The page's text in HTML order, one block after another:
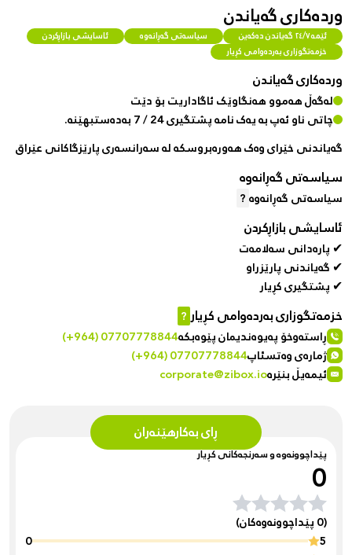
ڕای بەکارهێنەران
پێداچوونەوە و سەرنجەکانی کڕیار
0
(0 پێداچوونەوەکان)
5
0
وردەکاری گەیاندن
ئێمە ٢٤/٧ گەیاندن دەکەین سیاسەتی گەڕانەوە
ئاسایشی بازاڕکردن
خزمەتگوزاری بەردەوامی کڕیار
وردەکاری گەیاندن
لەگەڵ هەموو هەنگاوێک ئاگاداریت بۆ دێت
چاتی ناو ئەپ بە یەک نامە پشتگیری 24 / 7 بەدەستبهێنە.
گەیاندنی خێرای وەک هەورەبروسکە لە سەرانسەری پارێزگاکانی عێراق
سیاسەتی گەڕانەوە
سیاسەتی گەڕانەوە?
ئاسایشی بازاڕکردن
✔ پارەدانی سەلامەت
✔ گەیاندنی پارێزراو
✔ پشتگیری کڕیار
خزمەتگوزاری بەردەوامی کڕیار?
ڕاستەوخۆ پەیوەندیمان پێوەبکە(+964) 07707778844
ژمارەی وەتسئاپ(+964) 07707778844
ئیمەیڵ بنێرەcorporate@zibox.io